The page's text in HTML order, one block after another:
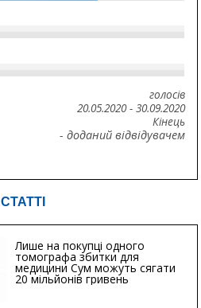
голосів
20.05.2020- 30.09.2020
Кінець
- доданий відвідувачем
СТАТТІ
Лише на покупці одного
томографа збитки для
медицини Сум можуть сягати
20 мільйонів гривень